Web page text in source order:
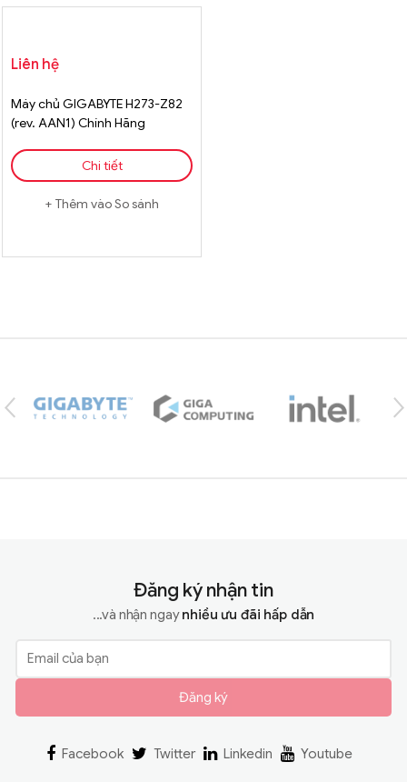
Liên hệ
Máy chủ GIGABYTE H273-Z82
(rev. AAN1) Chính Hãng
Chi tiết
Thêm vào So sánh
Đăng ký nhận tin
...và nhận ngaynhiều ưu đãi hấp dẫn
Đăng ký
Facebook Twitter Linkedin Youtube